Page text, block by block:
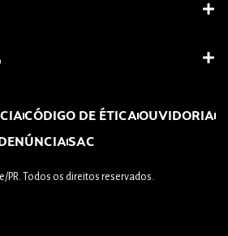
CÓDIGO DE ÉTICAOUVIDORIA
SAC
PR. Todos os direitos reservados.